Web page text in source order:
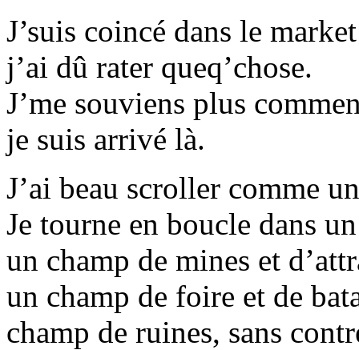
J’suis coincé dans le
j’ai dû rater queq’chose.
J’me souviens plus
je suis arrivé là.
J’ai beau scroller comme
Je tourne en boucle dans
un champ de mines et
un champ de foire et de
champ de ruines, sans